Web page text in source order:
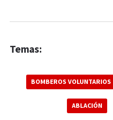
Temas:
BOMBEROS VOLUNTARIOS
ABLACIÓN